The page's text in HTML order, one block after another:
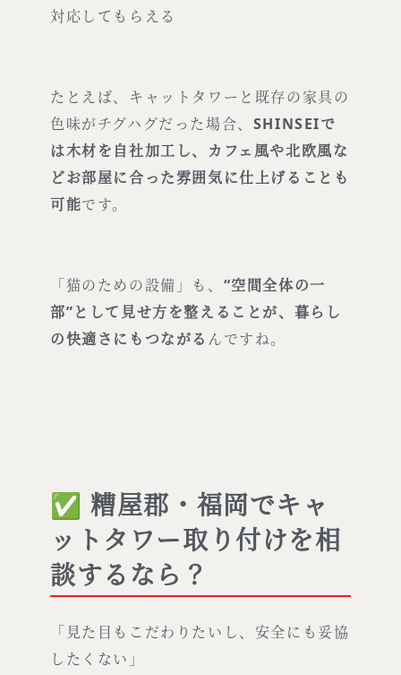
対応してもらえる
たとえば、キャットタワーと既存の家具の
色味がチグハグだった場合、 SHINSEIで
は木材を自社加工し、カフェ風や北欧風な
どお部屋に合った雰囲気に仕上げることも
可能です。
「猫のための設備」も、 “空間全体の一
部”として見せ方を整えることが、暮らし
の快適さにもつながる んですね。
✅ 糟屋郡・福岡でキャ
ットタワー取り付けを相
談するなら？
「見た目もこだわりたいし、安全にも妥協
したくない」